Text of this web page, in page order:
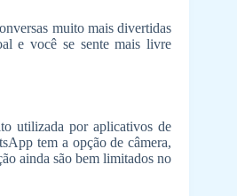
muito mais divertidas
e você se sente mais livre
utilizada por aplicativos de
tem a opção de câmera,
ainda são bem limitados no